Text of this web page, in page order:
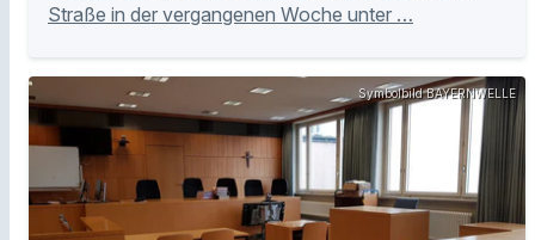
Straße in der vergangenen Woche unter …
Symbolbild BAYERNWELLE